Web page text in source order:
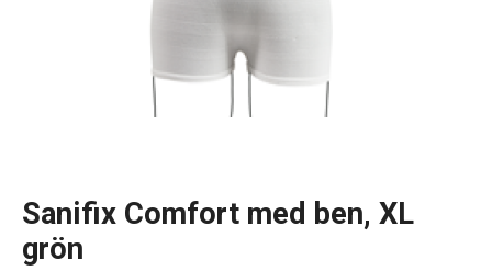
Sanifix Comfort med ben, XL
grön